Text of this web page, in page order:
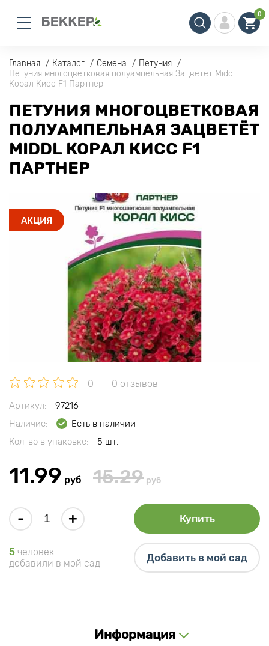
0
Главная Каталог Семена
Петуния
Петуния многоцветковая полуампельная Зацветёт Middl
Корал Кисс F1 Партнер
ПЕТУНИЯ МНОГОЦВЕТКОВАЯ
ПОЛУАМПЕЛЬНАЯ ЗАЦВЕТЁТ
MIDDL КОРАЛ КИСС F1
ПАРТНЕР
АКЦИЯ
0 0 отзывов
Артикул:
97216
Наличие:
Есть в наличии
Кол-во в упаковке:
5 шт.
11.99 руб 15.29 руб
- + Купить
5 человек
добавили в мой сад
Добавить в мой сад
Информация